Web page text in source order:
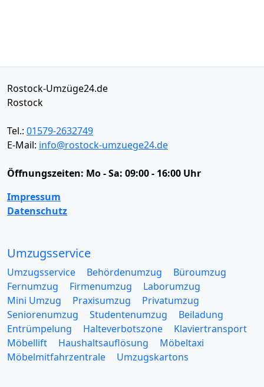
Rostock-Umzüge24.de
Rostock
Tel.: 01579-2632749
E-Mail: info@rostock-umzuege24.de
Öffnungszeiten: Mo - Sa: 09:00 - 16:00 Uhr
Impressum
Datenschutz
Umzugsservice
Umzugsservice Behördenumzug
Büroumzug
Fernumzug
Firmenumzug
Laborumzug
Mini Umzug
Praxisumzug
Privatumzug
Seniorenumzug
Studentenumzug
Beiladung
Entrümpelung
Halteverbotszone
Klaviertransport
Möbellift
Haushaltsauflösung
Möbeltaxi
Möbelmitfahrzentrale
Umzugskartons